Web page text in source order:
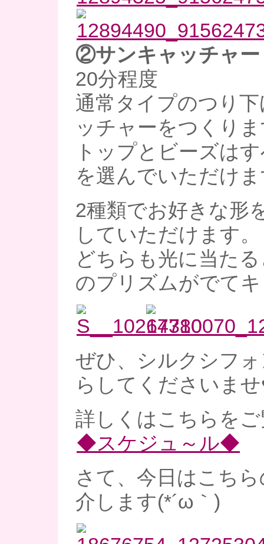
②サンキャッチャー
20分程度
通常タイプのつり
ッチャーをつくり
トップとビーズは
を選んでいただけ
2種類でお好きな形
していただけます。
どちらも光に当た
のプリズムがでて
ぜひ、シルクシフ
らしてくださいま
詳しくはこちらを
◆スケジュ～ル◆
さて、今日はこち
介します(*´ω｀)